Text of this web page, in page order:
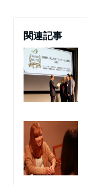
関連記事